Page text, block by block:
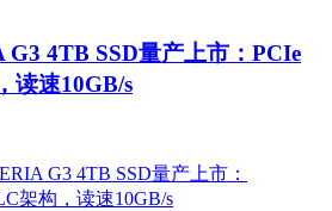
4TB SSD量产上市：PCIe
读速10GB/s